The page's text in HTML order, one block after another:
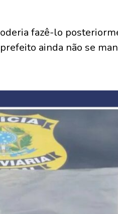
fazê-lo
ainda não se